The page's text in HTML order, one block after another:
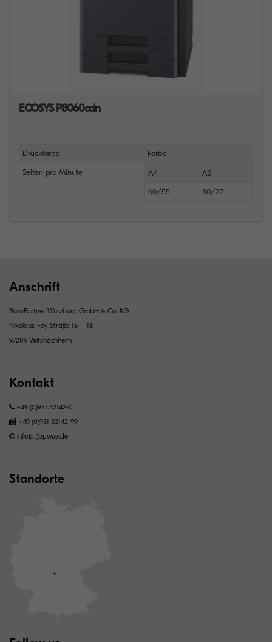
ECOSYS P8060cdn
Druckfarbe Farbe
Seiten pro Minute A4 A3
60/55 30/27
Anschrift
BüroPartner Würzburg GmbH & Co. KG
Nikolaus-Fey-Straße 16 – 18
97209 Veitshöchheim
Kontakt
+49 (0)931 32142-0
+49 (0)931 32142-99
info(at)bpwue.de
Standorte